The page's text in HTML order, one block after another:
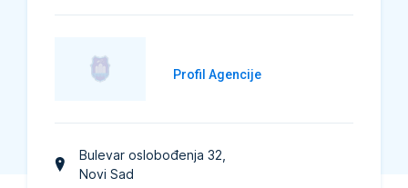
Profil Agencije
Bulevar oslobođenja 32
Novi Sad